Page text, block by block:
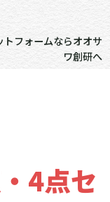
フォームならオオサ
ワ創研へ
4点セ